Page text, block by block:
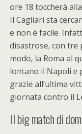
ore 18 toccherà alla
Il Cagliari sta
e non è facile.
disastrose, con tre
modo, la Roma al
lontano il Napoli e
grazie all’ultima
giornata contro il
Il big match di